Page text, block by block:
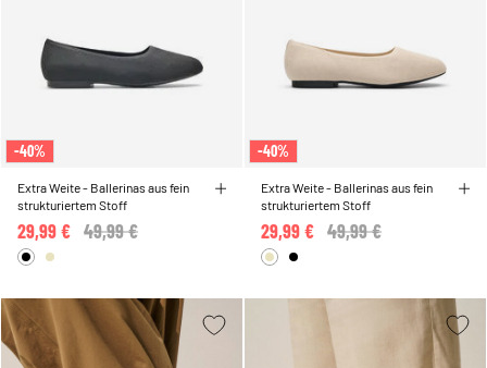
-40%
Extra Weite - Ballerinas aus fein
strukturiertem Stoff
Price reduced from
49,99 €
29,99 €
-40%
Extra Weite - Ballerinas aus fein
strukturiertem Stoff
Price reduced from
49,99 €
29,99 €